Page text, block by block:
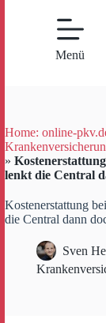
Menü
Home: online-
»
lenkt die Central
Kostenerstattung
die Central dann
Sven